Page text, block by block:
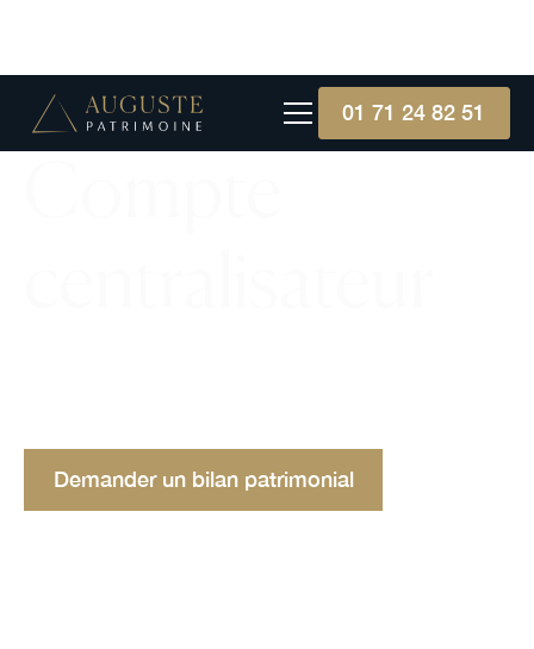
01 71 24 82 51
Demander un bilan patrimonial